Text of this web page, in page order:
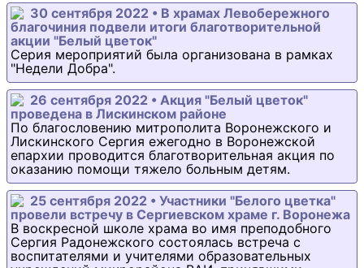
30 сентября 2022 • В храмах Левобережного
благочиния подвели итоги благотворительной
акции "Белый цветок"
Серия мероприятий была организована в рамках
"Недели Добра".
26 сентября 2022 • Акция "Белый цветок"
проведена в Лискинском районе
По благословению митрополита Воронежского и
Лискинского Сергия ежегодно в Воронежской
епархии проводится благотворительная акция по
оказанию помощи тяжело больным детям.
25 сентября 2022 • Участники "Белого цветка"
провели встречу в Сергиевском храме г. Воронежа
В воскресной школе храма во имя преподобного
Сергия Радонежского состоялась встреча с
воспитателями и учителями образовательных